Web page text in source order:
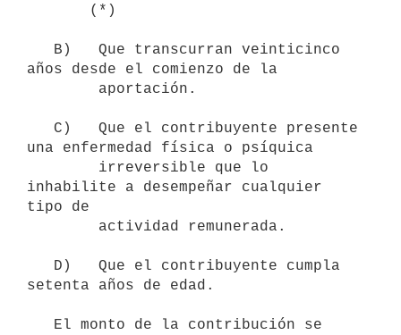
años desde el comienzo de la
una enfermedad física o psíquica
inhabilite a desempeñar cualquier
tipo de
setenta años de edad.